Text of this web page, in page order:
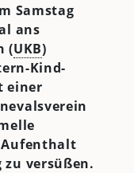
Samstag
ans
(UKB)
Kind-
einer
versüßen.